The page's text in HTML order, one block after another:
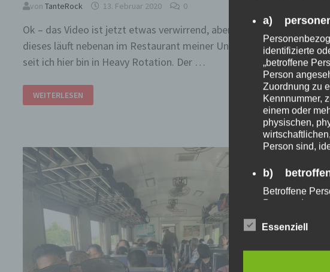
vonTanteRock 13. Februar 2020 0
Ok – das Video ist jetzt etwas verwirrend, aber genau
dieses läuft nebenan im Restaurant meiner Unterkunft
seit ich hier bin in Heavy Rotation. Der …
POLEN-
THAILAND-
WEITERLESEN
den
…
a)
identifizierte
„betroffene
Person
Zuordnung zu
Kennnummer,
einem oder
physischen,
Person sind,
b)
Betroffene
Person, deren
Verarbeitung
Essenziell